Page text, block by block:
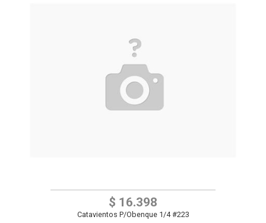
$ 16.398
Catavientos P/Obenque 1/4 #223